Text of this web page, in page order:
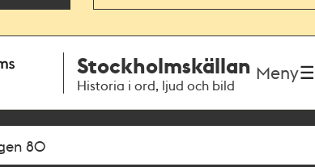
Stockholmskällan
Historia i ord, ljud och bild
Meny